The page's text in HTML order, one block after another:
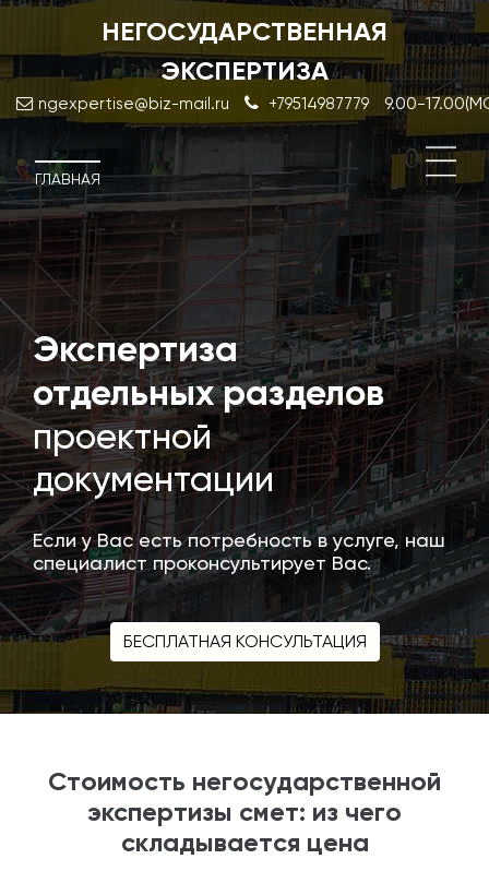
НЕГОСУДАРСТВЕННАЯ
ЭКСПЕРТИЗА
ngexpertise@biz-mail.ru +79514987779 9.00-
ГЛАВНАЯ
Экспертиза
отдельных разделов
проектной
документации
Если у Вас есть потребность в услуге, наш
специалист проконсультирует Вас.
БЕСПЛАТНАЯ КОНСУЛЬТАЦИЯ
Стоимость негосударственной
экспертизы смет: из чего
складывается цена